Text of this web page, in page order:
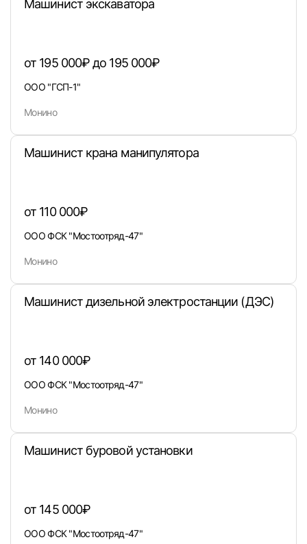
Вход в личный кабинет
вакансии с контактами и оставлять отклики
или любым удобным способом
Вход по коду Регистрация Забыли
Машинист экскаватора
от 195 000₽ до 195 000₽
ООО "ГСП-1"
Монино
Машинист крана манипулятора
от 110 000₽
ООО ФСК "Мостоотряд-47"
Монино
Машинист дизельной электростанции (ДЭС)
от 140 000₽
ООО ФСК "Мостоотряд-47"
Монино
Машинист буровой установки
от 145 000₽
ООО ФСК "Мостоотряд-47"